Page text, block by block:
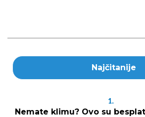
Najčitanije
1.
Nemate klimu? Ovo su